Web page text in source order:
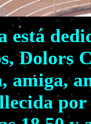
está
Dolors
amiga,
por